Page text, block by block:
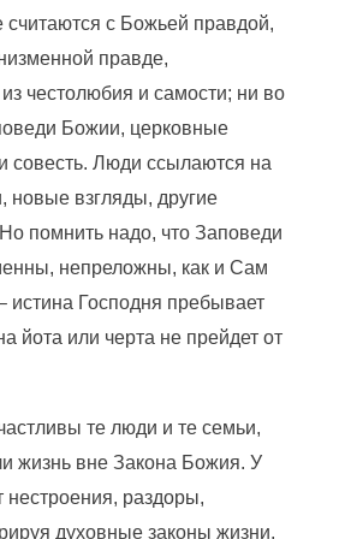
с Божьей правдой,
правде,
честолюбия и самости; ни во
Божии, церковные
совесть. Люди ссылаются на
новые взгляды, другие
помнить надо, что Заповеди
непреложны, как и Сам
истина Господня пребывает
йота или черта не прейдет от
те люди и те семьи,
жизнь вне Закона Божия. У
нестроения, раздоры,
духовные законы жизни,